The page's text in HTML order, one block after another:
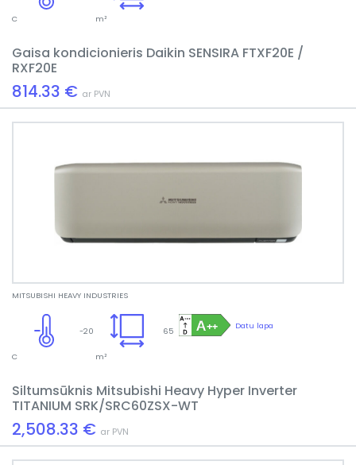
m²
C
Gaisa kondicionieris Daikin SENSIRA FTXF20E /
RXF20E
814.33 € ar PVN
MITSUBISHI HEAVY INDUSTRIES
Datu lapa
65
m²
-20
C
Siltumsūknis Mitsubishi Heavy Hyper Inverter
TITANIUM SRK/SRC60ZSX-WT
2,508.33 € ar PVN